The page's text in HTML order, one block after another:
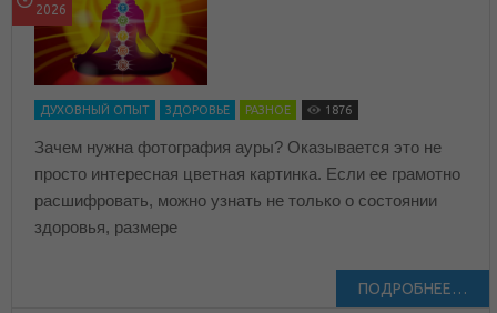
2026
ДУХОВНЫЙ ОПЫТ ЗДОРОВЬЕ РАЗНОЕ 1876
Зачем нужна фотография ауры? Оказывается это не
просто интересная цветная картинка. Если ее грамотно
расшифровать, можно узнать не только о состоянии
здоровья, размере
ПОДРОБНЕЕ…